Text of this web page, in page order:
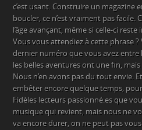
c’est usant. Construire un magazine
boucler, ce n’est vraiment pas
l’âge avançant, même si celle-ci
Vous vous attendiez à cette phrase ?
dernier numéro que vous avez entre
les belles aventures ont une fin, mais
Nous n’en avons pas du tout envie.
embêter encore quelque temps,
Fidèles lecteurs passionné.es que
musique qui revient, mais nous ne
va encore durer, on ne peut pas